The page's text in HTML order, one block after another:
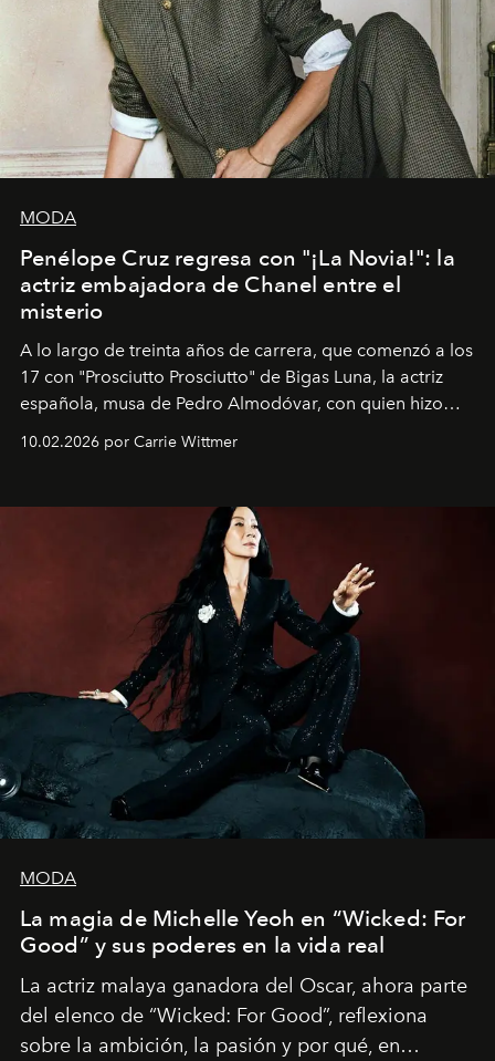
MODA
Penélope Cruz regresa con "¡La Novia!": la
actriz embajadora de Chanel entre el
misterio
A lo largo de treinta años de carrera, que comenzó a los
17 con "Prosciutto Prosciutto" de Bigas Luna, la actriz
española, musa de Pedro Almodóvar, con quien hizo
Barcelona", ha dividido su tiempo entre Europa y
dirigida por Maggie Gyllenhaal.
10.02.2026 por Carrie Wittmer
MODA
La magia de Michelle Yeoh en “Wicked: For
Good” y sus poderes en la vida real
La actriz malaya ganadora del Oscar, ahora parte
del elenco de “Wicked: For Good”, reflexiona
sobre la ambición, la pasión y por qué, en